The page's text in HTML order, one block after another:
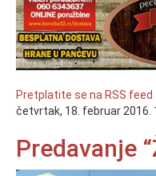
Pretplatite se na RSS feed
četvrtak, 18. februar 2016.
Predavanje